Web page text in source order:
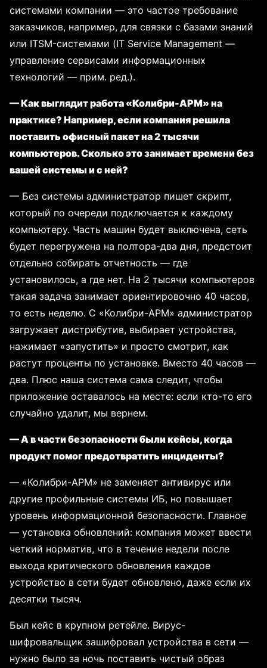
системами компании — это частое требование
заказчиков, например, для связки с базами знаний
или ITSM-системами (IT Service Management —
управление сервисами информационных
технологий — прим. ред.).
— Как выглядит работа «Колибри-АРМ» на
практике? Например, если компания решила
поставить офисный пакет на 2 тысячи
компьютеров. Сколько это занимает времени без
вашей системы и с ней?
— Без системы администратор пишет скрипт,
который по очереди подключается к каждому
компьютеру. Часть машин будет выключена, сеть
будет перегружена на полтора-два дня, предстоит
отдельно собирать отчетность — где
установилось, а где нет. На 2 тысячи компьютеров
такая задача занимает ориентировочно 40 часов,
то есть неделю. С «Колибри-АРМ» администратор
загружает дистрибутив, выбирает устройства,
нажимает «запустить» и просто смотрит, как
растут проценты по установке. Вместо 40 часов —
два. Плюс наша система сама следит, чтобы
приложение оставалось на месте: если кто-то его
случайно удалит, мы вернем.
— А в части безопасности были кейсы, когда
продукт помог предотвратить инциденты?
— «Колибри-АРМ» не заменяет антивирус или
другие профильные системы ИБ, но повышает
уровень информационной безопасности. Главное
— установка обновлений: компания может ввести
четкий норматив, что в течение недели после
выхода критического обновления каждое
устройство в сети будет обновлено, даже если их
десятки тысяч.
Был кейс в крупном ретейле. Вирус-
шифровальщик зашифровал устройства в сети —
нужно было за ночь поставить чистый образ